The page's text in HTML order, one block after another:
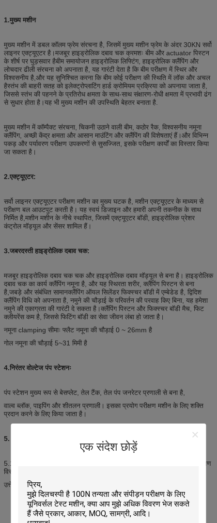
एक संदेश छोड़ें
1.मुख्य मशीन
मुख्य मशीन में डबल कॉलम फ्रेम संरचना है, जिसमें मुख्य मशीन फ्रेम के अंदर 30KN सर्वो
लाइनर एक्ट्यूएटर है।मजबूर हाइड्रोलिक दबाव चक क्रमशः बीम और actuator पिस्टन
के शीर्ष पर घुड़सवार हैबीम समायोजन हाइड्रोलिक लिफ्टिंग, हाइड्रोलिक क्लैंपिंग और
लोचदार ढीली संरचना को अपनाता है, यह गारंटी देता है कि बीम परीक्षण में स्थिर और
विश्वसनीय है,और यह सुनिश्चित करना कि बीम कोई परीक्षण की स्थिति में लॉक और अचल
हैस्तंभ की बाहरी सतह को इलेक्ट्रोप्लाटिंग हार्ड क्रोमियम प्रक्रिया को अपनाया जाता है,
जिससे स्तंभ की पहनने के प्रतिरोध क्षमता के साथ-साथ संक्षारण-रोधी क्षमता में प्रभावी ढंग
से सुधार होता है।यह भी मुख्य मशीन की उपस्थिति बेहतर बनाता है.
मुख्य मशीन में कॉम्पैक्ट संरचना, चिकनी उठाने वाली बीम, कठोर रैक, विश्वसनीय नमूना
क्लैंपिंग, अच्छी केंद्र क्षमता और आसान माउंटिंग और क्लैंपिंग की विशेषताएं हैं।और विभिन्न
पकड़ और पर्यावरण परीक्षण उपकरणों से सुसज्जित, इसके परीक्षण कार्यों का विस्तार किया
जा सकता है।
2.एक्ट्यूएटर:
सर्वो लाइनर एक्ट्यूएटर परीक्षण मशीन का मुख्य घटक है, मशीन एक्ट्यूएटर के माध्यम से
परीक्षण बल आउटपुट करती है। यह स्वयं डिजाइन और हमारी अपनी तकनीक के साथ
निर्मित है,मशीन मशीन के नीचे स्थापित, जिसमें एक्ट्यूएटर बॉडी, हाइड्रोलिक प्रेशर
कंट्रोल मॉड्यूल और सेंसर शामिल हैं।
3.जबरदस्ती हाइड्रोलिक दबाव चक:
मजबूर हाइड्रोलिक दबाव चक चक और हाइड्रोलिक दबाव मॉड्यूल से बना है। हाइड्रोलिक
दबाव चक का कार्य क्लैंपिंग नमूना है, और यह स्थिरता शरीर, क्लैंपिंग पिस्टन से बना
है,जबड़े और संबंधित सामानक्लैंपिंग ऑयल सिलेंडर फिक्स्चर बॉडी में एम्बेडेड है, द्विदिश
क्लैंपिंग विधि को अपनाता है, नमुने की चौड़ाई के परिवर्तन की परवाह किए बिना, यह हमेशा
नमुने की एकाग्रता की गारंटी दे सकता है।क्लैंपिंग पिस्टन और फिक्स्चर बॉडी मैच, फिट
क्लीयरेंस कम है, जिससे फिटिंग बॉडी का सेवा जीवन लंबा हो जाता है।
नमूना clamping सीमाः फ्लैट नमूना की चौड़ाई 0 ~ 26mm है
गोल नमूना की चौड़ाई 5~31 मिमी है
4.निरंतर वोल्टेज पंप स्टेशनः
पंप स्टेशन मुख्य रूप से बेसप्लेट, तेल टैंक, तेल पंप जनरेटर प्रणाली से बना है,
वाल्व ब्लॉक, पाइपिंग और शीतलन प्रणाली। इसका प्रयोग परीक्षण मशीन के लिए शक्ति
प्रदान करने के लिए किया जाता है।
5. पूर्ण डिजिटल एकल चैनल सर्वो नियंत्रक:
5.1नियंत्रण चैनल राशिः एक, परीक्षण बल के इस बंद-लूप नियंत्रण सर्किट सहित,
परीक्षण
विस्थापन और परीक्षण विरूपण है।
उत्तेजित चिकनीहस्तांतरण कार्य
5.2विद्युत-हाइड्रोलिक सर्वो-गतिशील परीक्षण मशीन (सिस्टम) का नियंत्रण
सॉफ्टवेयरः
मल्टी-फंक्शन टेस्ट सॉफ्टवेयरः यह मजबूत लचीलापन और पूर्ण कार्य के साथ